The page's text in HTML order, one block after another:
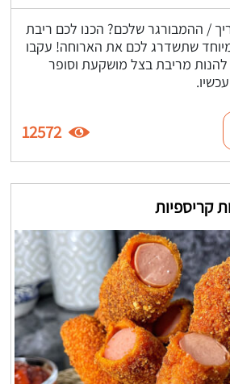
/ ההמבורגר שלכם? הכנו לכם ריבת
שתשדרג לכם את הארוחה! עקבו
להנות מריבת בצל מושקעת וסופר
12572
קריספיות